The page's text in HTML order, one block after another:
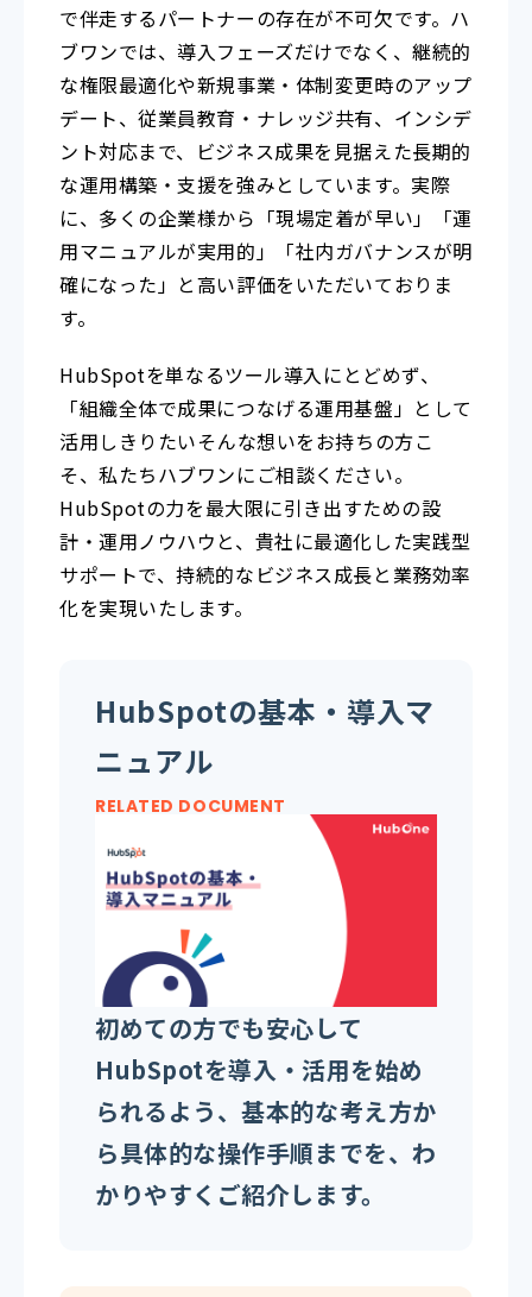
で伴走するパートナーの存在が不可欠です。ハ
ブワンでは、導入フェーズだけでなく、継続的
な権限最適化や新規事業・体制変更時のアップ
デート、従業員教育・ナレッジ共有、インシデ
ント対応まで、ビジネス成果を見据えた長期的
な運用構築・支援を強みとしています。実際
に、多くの企業様から「現場定着が早い」「運
用マニュアルが実用的」「社内ガバナンスが明
確になった」と高い評価をいただいておりま
す。
HubSpotを単なるツール導入にとどめず、
「組織全体で成果につなげる運用基盤」として
活用しきりたい――そんな想いをお持ちの方こ
そ、私たちハブワンにご相談ください。
HubSpotの力を最大限に引き出すための設
計・運用ノウハウと、貴社に最適化した実践型
サポートで、持続的なビジネス成長と業務効率
化を実現いたします。
HubSpotの基本・導入マ
ニュアル
RELATED DOCUMENT
初めての方でも安心して
HubSpotを導入・活用を始め
られるよう、基本的な考え方か
ら具体的な操作手順までを、わ
かりやすくご紹介します。